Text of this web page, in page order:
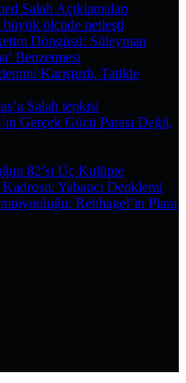
Salah Açıklamaları
ölçüde netleşti
Döngüsü: Süleyman
Benzetmesi
Karıştırdı, Tatilde
Salah tepkisi
Gerçek Gücü Parası Değil,
82’si Üç Kulüpte
Yabancı Denklemi
Rehhagel’in Planı